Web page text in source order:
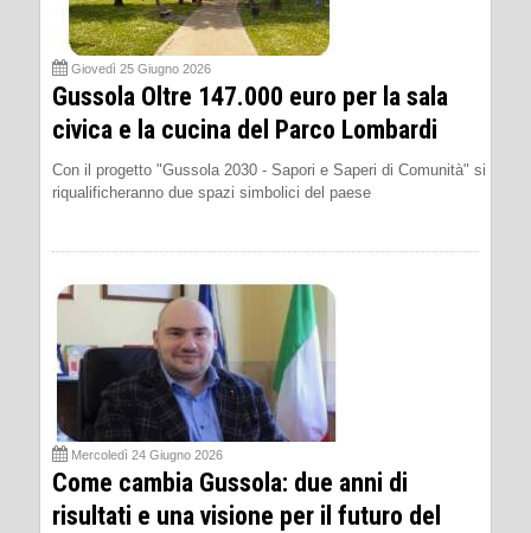
Giovedì 25 Giugno 2026
Gussola Oltre 147.000 euro per la sala
civica e la cucina del Parco Lombardi
Con il progetto "Gussola 2030 - Sapori e Saperi di Comunità" si
riqualificheranno due spazi simbolici del paese
Mercoledì 24 Giugno 2026
Come cambia Gussola: due anni di
risultati e una visione per il futuro del